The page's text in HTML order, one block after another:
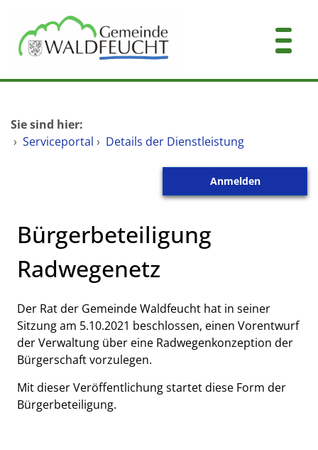
Zum Hauptinhalt springen
Dienstleistungen A-Z
Sie sind hier:
› Serviceportal › Details der Dienstleistung
Anmelden
Bürgerbeteiligung
Radwegenetz
Kurzbeschreibung
Der Rat der Gemeinde Waldfeucht hat in seiner
Sitzung am 5.10.2021 beschlossen, einen Vorentwurf
der Verwaltung über eine Radwegenkonzeption der
Bürgerschaft vorzulegen.
Mit dieser Veröffentlichung startet diese Form der
Bürgerbeteiligung.